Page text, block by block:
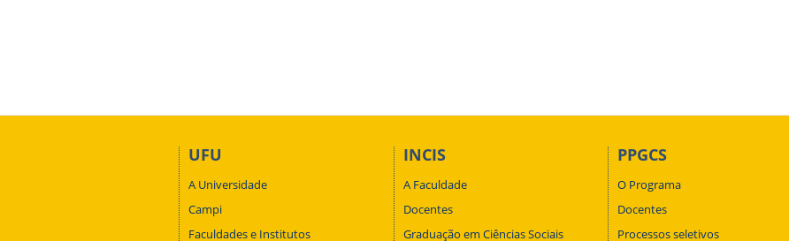
UFU
A Universidade
Campi
Faculdades e Institutos
INCIS
A Faculdade
Docentes
Graduação em Ciências Sociais
PPGCS
O Programa
Docentes
Processos seletivos